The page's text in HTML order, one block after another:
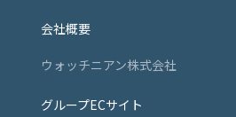
会社概要
ウォッチニアン株式会社
グループECサイト